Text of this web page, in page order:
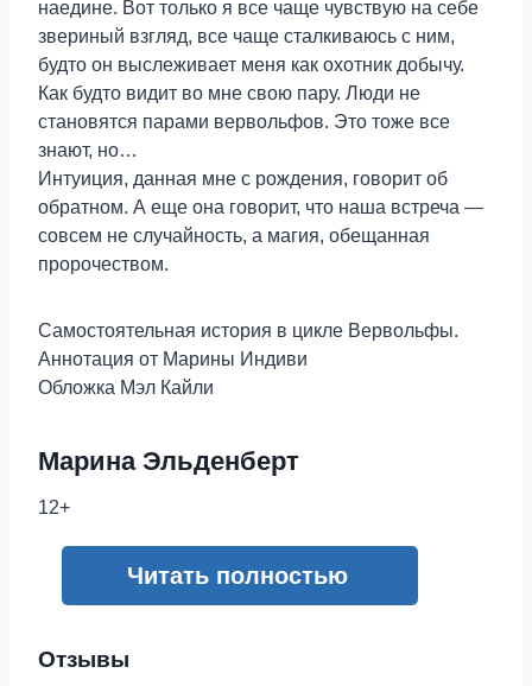
наедине. Вот только я все чаще чувствую на себе
звериный взгляд, все чаще сталкиваюсь с ним,
будто он выслеживает меня как охотник добычу.
Как будто видит во мне свою пару. Люди не
становятся парами вервольфов. Это тоже все
знают, но…
Интуиция, данная мне с рождения, говорит об
обратном. А еще она говорит, что наша встреча —
совсем не случайность, а магия, обещанная
пророчеством.
Самостоятельная история в цикле Вервольфы.
Аннотация от Марины Индиви
Обложка Мэл Кайли
Марина Эльденберт
12+
Читать полностью
Отзывы